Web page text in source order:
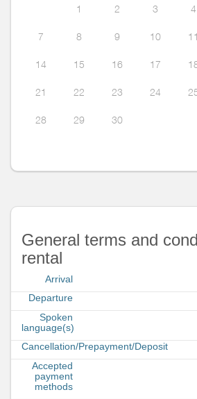
1 2 3 4
7 8 9 10 11
14 15 16 17
21 22 23 24
28 29 30
General terms and
rental
Arrival
Departure
Spoken
language(s)
Cancellation/Prepayment/Deposit
Accepted
payment
methods